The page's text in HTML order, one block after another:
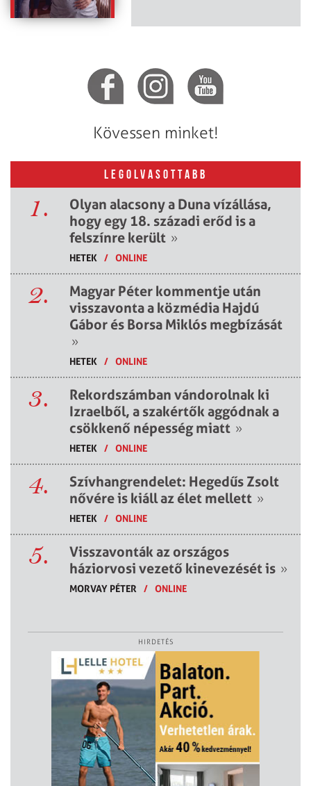
Kövessen minket!
LEGOLVASOTTABB
1.
Olyan alacsony a Duna vízállása,
hogy egy 18. századi erőd is a
felszínre került »
HETEK / ONLINE
2.
Magyar Péter kommentje után
visszavonta a közmédia Hajdú
Gábor és Borsa Miklós megbízását
»
HETEK / ONLINE
3.
Rekordszámban vándorolnak ki
Izraelből, a szakértők aggódnak a
csökkenő népesség miatt »
HETEK / ONLINE
4.
Szívhangrendelet: Hegedűs Zsolt
nővére is kiáll az élet mellett »
HETEK / ONLINE
5.
Visszavonták az országos
háziorvosi vezető kinevezését is »
MORVAY PÉTER / ONLINE
HIRDETÉS